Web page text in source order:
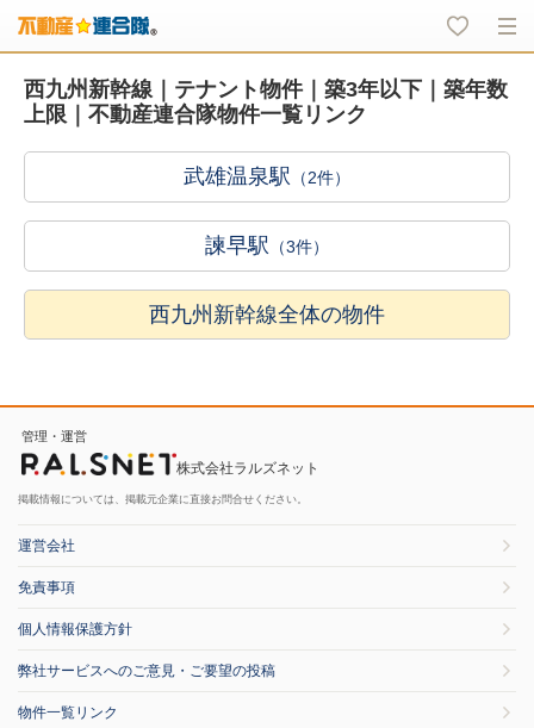
西九州新幹線｜テナント物件｜築3年以下｜築年数
上限｜不動産連合隊物件一覧リンク
武雄温泉駅 （2件）
諫早駅 （3件）
西九州新幹線全体の物件
管理・運営
株式会社ラルズネット
掲載情報については、掲載元企業に直接お問合せください。
運営会社
免責事項
個人情報保護方針
弊社サービスへのご意見・ご要望の投稿
物件一覧リンク